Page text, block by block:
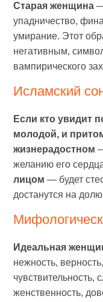
Старая женщина
упадничество,
умирание. Этот
негативным,
вампирического
Исламский
Если кто увидит
молодой, и
жизнерадостном
желанию его
лицом — будет
достанутся на
Идеальная
нежность,
чувствительность,
женственность,